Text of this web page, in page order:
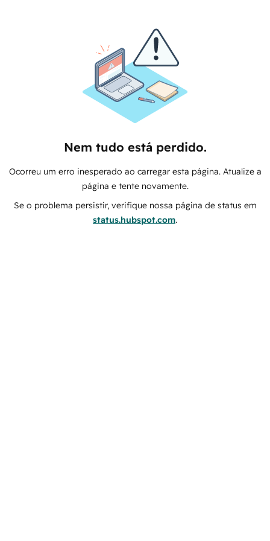
Nem tudo está perdido.
Ocorreu um erro inesperado ao carregar esta página. Atualize a
página e tente novamente.
Se o problema persistir, verifique nossa página de status em
status.hubspot.com.